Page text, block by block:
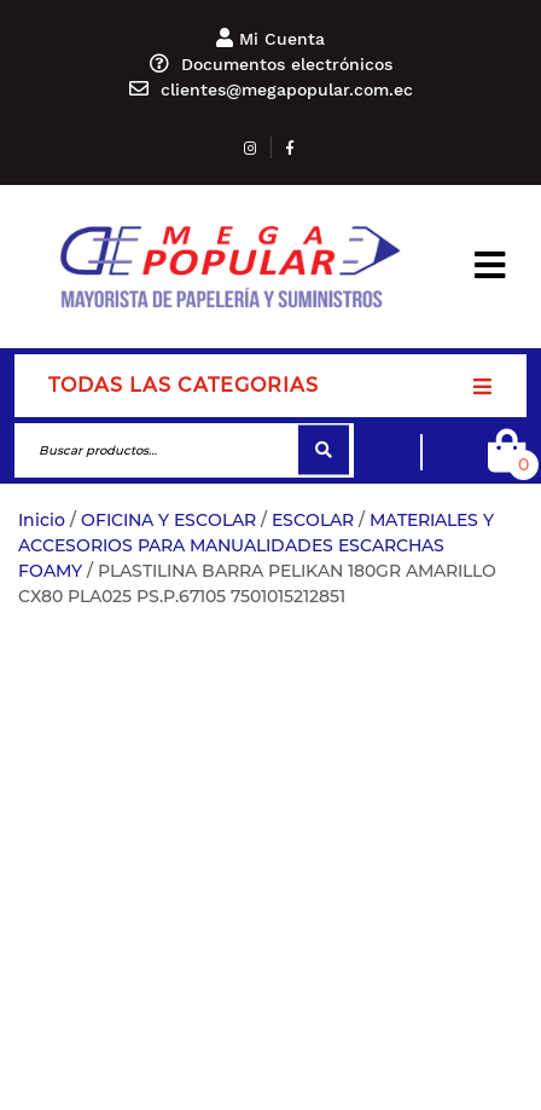
Mi Cuenta
Documentos electrónicos
clientes@megapopular.com.ec
TODAS LAS CATEGORIAS
0
Inicio / OFICINA Y ESCOLAR / ESCOLAR / MATERIALES Y
ACCESORIOS PARA MANUALIDADES ESCARCHAS
FOAMY / PLASTILINA BARRA PELIKAN 180GR AMARILLO
CX80 PLA025 PS.P.67105 7501015212851